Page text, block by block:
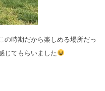
の時期だから楽しめる場所だっ
じてもらいました